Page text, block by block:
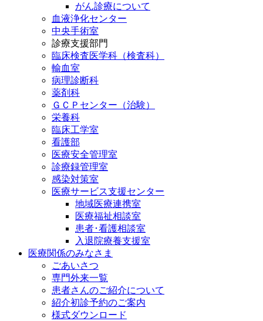
がん診療について
血液浄化センター
中央手術室
診療支援部門
臨床検査医学科（検査科）
輸血室
病理診断科
薬剤科
ＧＣＰセンター（治験）
栄養科
臨床工学室
看護部
医療安全管理室
診療録管理室
感染対策室
医療サービス支援センター
地域医療連携室
医療福祉相談室
患者･看護相談室
入退院療養支援室
医療関係のみなさま
ごあいさつ
専門外来一覧
患者さんのご紹介について
紹介初診予約のご案内
様式ダウンロード